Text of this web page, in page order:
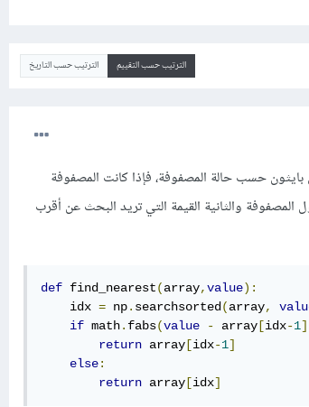
الترتيب حسب التقييم الترتيب حسب التاريخ
حسب حالة المصفوفة، فإذا كانت المصفوفة
المصفوفة والثانية القيمة التي تريد البحث عن أقرب
def find_nearest(array,value):
    idx
= np. searchsorted(array,
if math. fabs(value - array [idx-1
return array [idx-1]
else:
return array [idx]